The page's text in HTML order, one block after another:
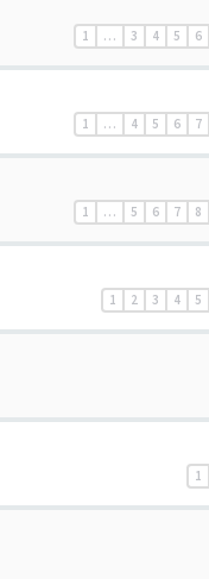
1 … 3 4 5 6
1 … 4 5 6 7
1 … 5 6 7 8
1 2 3 4 5
1